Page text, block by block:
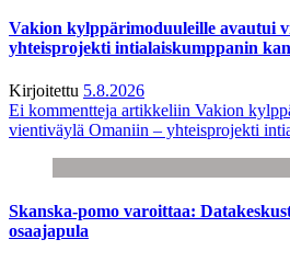
Vakion kylppärimoduuleille avautui
yhteisprojekti intialaiskumppanin
Kirjoitettu 5.8.2026
Ei kommentteja artikkeliin Vakion
vientiväylä Omaniin – yhteisprojekti
Skanska-pomo varoittaa:
osaajapula